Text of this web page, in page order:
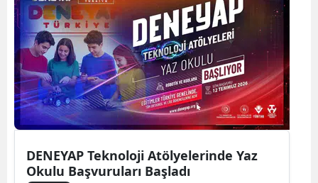
Bursa
Çanakkale
Çankırı
Çorum
Denizli
Diyarbakır
DENEYAP Teknoloji Atölyelerinde Yaz
Okulu Başvuruları Başladı